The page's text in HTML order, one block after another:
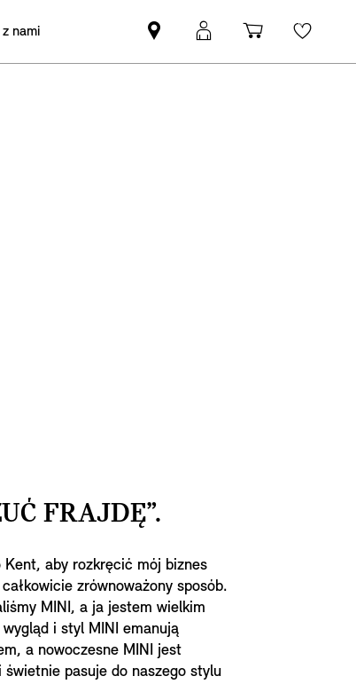
nami
Znajdź
Partnera
Logowanie
MyMini
Koszyk
FRAJDĘ”.
Kent, aby rozkręcić mój biznes
zrównoważony sposób.
MINI, a ja jestem wielkim
i styl MINI emanują
a nowoczesne MINI jest
pasuje do naszego stylu